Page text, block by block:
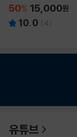
50% 15,000원
10.0 (4)
유튜브